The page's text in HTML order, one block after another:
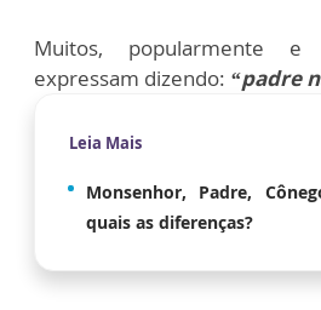
Muitos, popularmente
expressam dizendo: “padre
Leia Mais
Monsenhor, Padre,
quais as diferenças?